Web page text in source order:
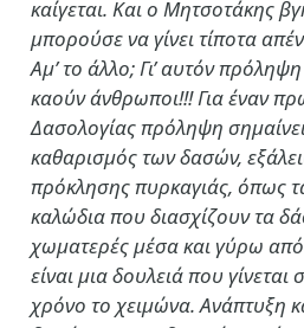
καίγεται. Και ο Μητσοτάκης
μπορούσε να γίνει τίποτα
Αμ’ το άλλο; Γι’ αυτόν
καούν άνθρωποι!!! Για έναν
Δασολογίας πρόληψη
καθαρισμός των δασών,
πρόκλησης πυρκαγιάς, όπως
καλώδια που διασχίζουν τα
χωματερές μέσα και γύρω
είναι μια δουλειά που
χρόνο το χειμώνα. Ανάπτυξη